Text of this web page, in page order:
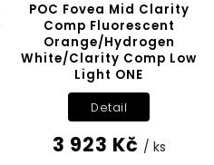
POC Fovea Mid Clarity
Comp Fluorescent
Orange/Hydrogen
White/Clarity Comp Low
Light ONE
3 923 Kč / ks
Detail